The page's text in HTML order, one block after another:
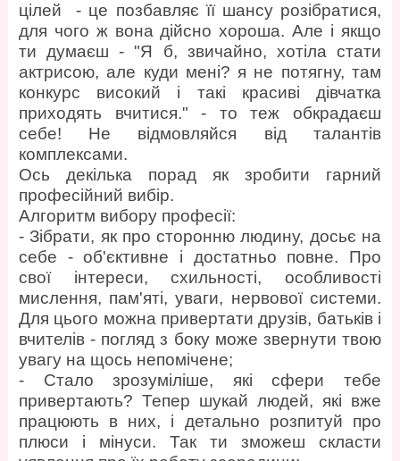
цілей - це позбавляє її шансу розібратися,
для чого ж вона дійсно хороша. Але і якщо
ти думаєш - "Я б, звичайно, хотіла стати
актрисою, але куди мені? я не потягну, там
конкурс високий і такі красиві дівчатка
приходять вчитися." - то теж обкрадаєш
себе! Не відмовляйся від талантів
комплексами.
Ось декілька порад як зробити гарний
професійний вибір.
Алгоритм вибору професії:
- Зібрати, як про сторонню людину, досьє на
себе - об'єктивне і достатньо повне. Про
свої інтереси, схильності, особливості
мислення, пам'яті, уваги, нервової системи.
Для цього можна привертати друзів, батьків і
вчителів - погляд з боку може звернути твою
увагу на щось непомічене;
- Стало зрозуміліше, які сфери тебе
привертають? Тепер шукай людей, які вже
працюють в них, і детально розпитуй про
плюси і мінуси. Так ти зможеш скласти